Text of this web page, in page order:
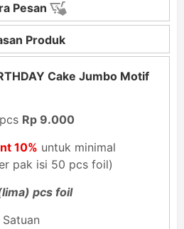
Cake Jumbo Motif
Rp 9.000
10% untuk minimal
pak isi 50 pcs foil)
pcs foil
Pesan
Produk